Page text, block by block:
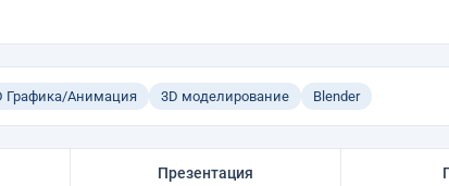
Графика/Анимация 3D моделирование Blender
Презентация